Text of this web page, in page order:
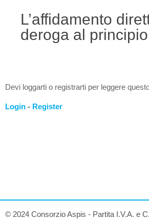
L’affidamento
deroga al
Devi loggarti o registrarti per leggere
Login - Register
© 2024 Consorzio Aspis - Partita I.V.A. e